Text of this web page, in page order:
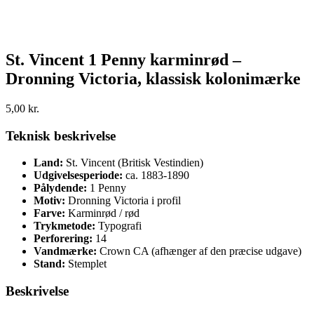
St. Vincent 1 Penny karminrød –
Dronning Victoria, klassisk kolonimærke
5,00 kr.
Teknisk beskrivelse
Land: St. Vincent (Britisk Vestindien)
Udgivelsesperiode: ca. 1883-1890
Pålydende: 1 Penny
Motiv: Dronning Victoria i profil
Farve: Karminrød / rød
Trykmetode: Typografi
Perforering: 14
Vandmærke: Crown CA (afhænger af den præcise udgave)
Stand: Stemplet
Beskrivelse